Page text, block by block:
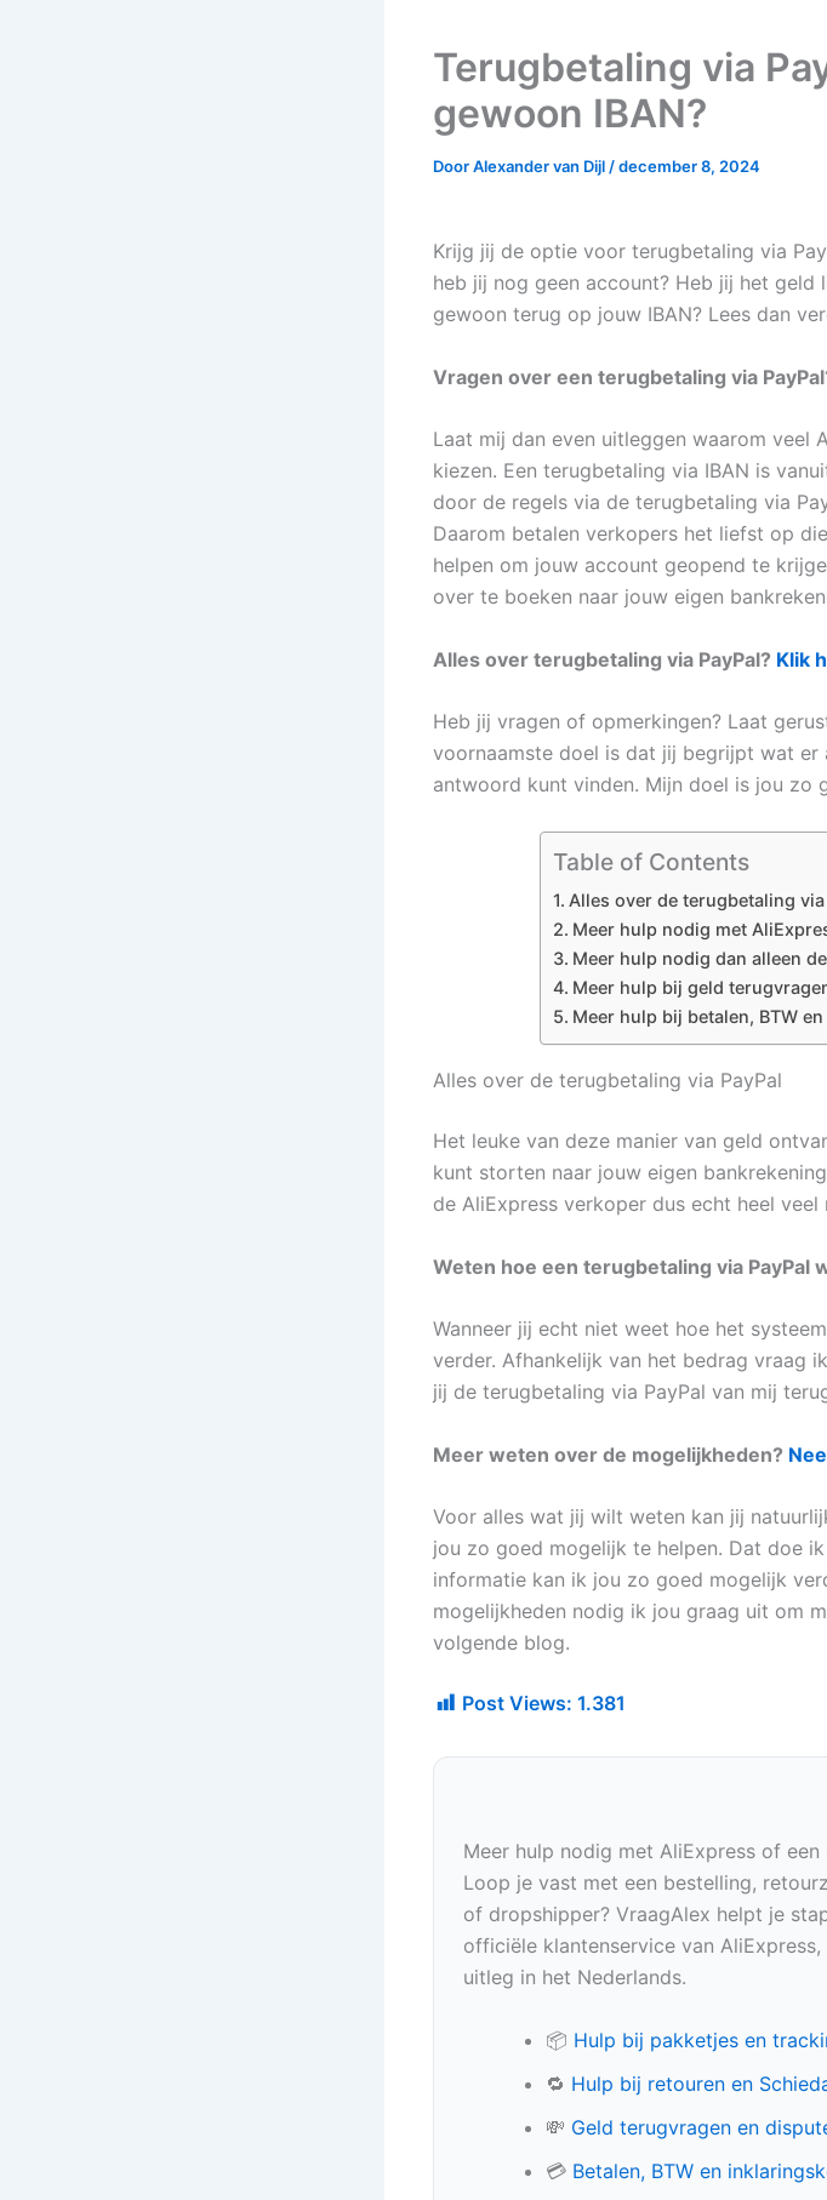
Terugbetaling via
gewoon IBAN?
DoorAlexander van Dijl /december 8, 2024
Krijg jij de optie voor terugbetaling via
heb jij nog geen account? Heb jij het geld
gewoon terug op jouw IBAN? Lees dan
Vragen over een terugbetaling via
Laat mij dan even uitleggen waarom veel
kiezen. Een terugbetaling via IBAN is
door de regels via de terugbetaling via
Daarom betalen verkopers het liefst op
helpen om jouw account geopend te
over te boeken naar jouw eigen
Alles over terugbetaling via PayPal? Klik
Heb jij vragen of opmerkingen? Laat
voornaamste doel is dat jij begrijpt wat er
antwoord kunt vinden. Mijn doel is jou zo
Table of Contents
Alles over de terugbetaling via
Meer hulp nodig met
Meer hulp nodig dan alleen
Meer hulp bij geld
Meer hulp bij betalen, BTW
Alles over de terugbetaling via PayPal
Het leuke van deze manier van geld
kunt storten naar jouw eigen
de AliExpress verkoper dus echt heel
Weten hoe een terugbetaling via PayPal
Wanneer jij echt niet weet hoe het
verder. Afhankelijk van het bedrag vraag
jij de terugbetaling via PayPal van mij
Meer weten over de mogelijkheden?
Voor alles wat jij wilt weten kan jij
jou zo goed mogelijk te helpen. Dat doe
informatie kan ik jou zo goed mogelijk
mogelijkheden nodig ik jou graag uit om
volgende blog.
Post Views: 1.381
Meer hulp nodig met AliExpress of een
Loop je vast met een bestelling,
of dropshipper? VraagAlex helpt je
officiële klantenservice van
uitleg in het Nederlands.
📦 Hulp bij pakketjes en
🔁 Hulp bij retouren en
💸 Geld terugvragen en
💳 Betalen, BTW en